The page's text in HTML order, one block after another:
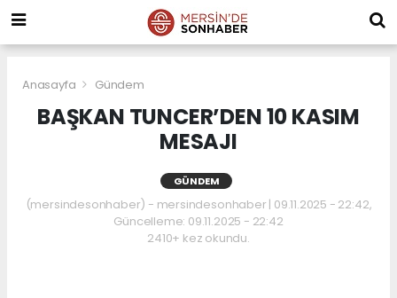
Anasayfa Gündem
BAŞKAN TUNCER’DEN 10 KASIM
MESAJI
GÜNDEM
(mersindesonhaber) - mersindesonhaber | 09.11.2025 - 22:42,
Güncelleme: 09.11.2025 - 22:42
2410+ kez okundu.